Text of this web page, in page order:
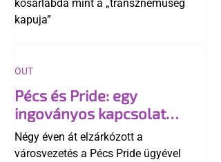
kosárlabda mint a „transzneműség
kapuja”
Pécs és Pride: egy
ingoványos kapcsolat
története
Négy éven át elzárkózott a
városvezetés a Pécs Pride ügyével
OUT